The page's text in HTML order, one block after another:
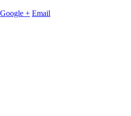
Google + Email